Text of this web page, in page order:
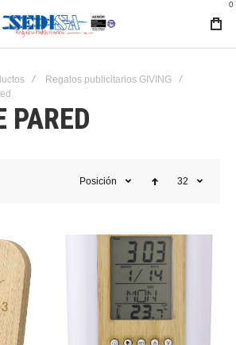
0
Regalos publicitarios GIVING
PARED
Posición 32